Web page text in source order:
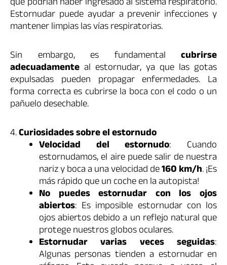
Estornudar puede ayudar a prevenir infecciones y
mantener limpias las vías respiratorias.
Sin embargo, es fundamental cubrirse
adecuadamente al estornudar, ya que las gotas
expulsadas pueden propagar enfermedades. La
forma correcta es cubrirse la boca con el codo o un
pañuelo desechable.
4.Curiosidades sobre el estornudo
Velocidad del estornudo: Cuando
estornudamos, el aire puede salir de nuestra
nariz y boca a una velocidad de160 km/h. ¡Es
más rápido que un coche en la autopista!
No puedes estornudar con los ojos
abiertos: Es imposible estornudar con los
ojos abiertos debido a un reflejo natural que
protege nuestros globos oculares.
Estornudar varias veces seguidas:
Algunas personas tienden a estornudar en